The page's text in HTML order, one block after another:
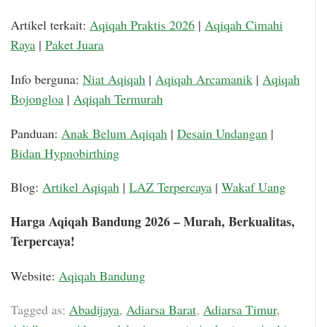
Artikel terkait: Aqiqah Praktis 2026 | Aqiqah Cimahi
Raya | Paket Juara
Info berguna: Niat Aqiqah | Aqiqah Arcamanik | Aqiqah
Bojongloa | Aqiqah Termurah
Panduan: Anak Belum Aqiqah | Desain Undangan |
Bidan Hypnobirthing
Blog: Artikel Aqiqah | LAZ Terpercaya | Wakaf Uang
Harga Aqiqah Bandung 2026 – Murah, Berkualitas,
Terpercaya!
Website: Aqiqah Bandung
Tagged as: Abadijaya, Adiarsa Barat, Adiarsa Timur,